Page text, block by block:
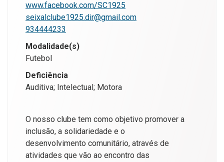
www.facebook.com/SC1925
seixalclube1925.dir@gmail.com
934444233
Modalidade(s)
Futebol
Deficiência
Auditiva; Intelectual; Motora
O nosso clube tem como objetivo promover a
inclusão, a solidariedade e o
desenvolvimento comunitário, através de
atividades que vão ao encontro das